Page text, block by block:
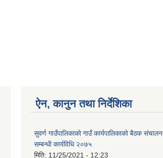
ऐन, कानुन तथा निर्देशिका
सुवर्ण गाउँपालिकाको गाउँ कार्यपालिकाको बैठक संचालन
सम्बन्धी कार्यविधि २०७५
मिति: 11/25/2021 - 12:23